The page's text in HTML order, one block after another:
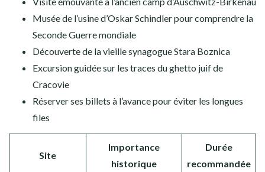
Musée de l’usine d’Oskar Schindler pour comprendre la
Seconde Guerre mondiale
Découverte de la vieille synagogue Stara Boznica
Excursion guidée sur les traces du ghetto juif de
Cracovie
Réserver ses billets à l’avance pour éviter les longues
files
Site
Importance
historique
Durée
recommandée